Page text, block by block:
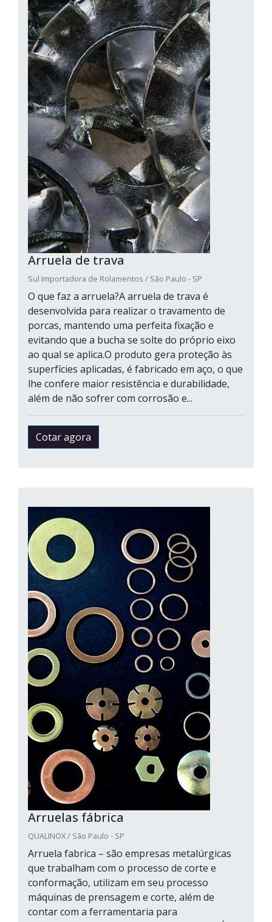
Arruela de trava
Sul Importadora de Rolamentos / São Paulo - SP
O que faz a arruela?A arruela de trava é
desenvolvida para realizar o travamento de
porcas, mantendo uma perfeita fixação e
evitando que a bucha se solte do próprio eixo
ao qual se aplica.O produto gera proteção às
superfícies aplicadas, é fabricado em aço, o que
lhe confere maior resistência e durabilidade,
além de não sofrer com corrosão e...
Cotar agora
Arruelas fábrica
QUALINOX / São Paulo - SP
Arruela fabrica – são empresas metalúrgicas
que trabalham com o processo de corte e
conformação, utilizam em seu processo
máquinas de prensagem e corte, além de
contar com a ferramentaria para